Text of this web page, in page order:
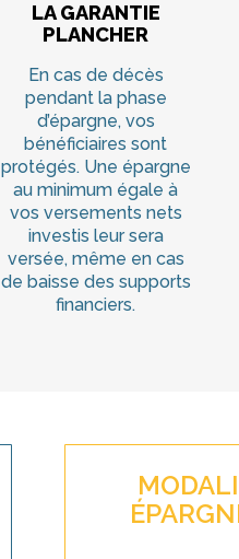
LA GARANTIE
PLANCHER
En cas de décès
pendant la phase
d’épargne, vos
bénéficiaires sont
protégés. Une épargne
au minimum égale à
vos versements nets
investis leur sera
versée, même en cas
de baisse des supports
financiers.